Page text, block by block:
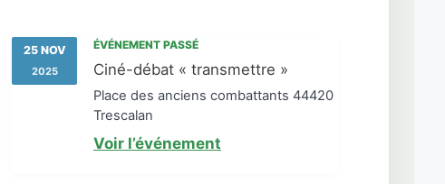
25 NOV
2025
ÉVÉNEMENT PASSÉ
Ciné-débat « transmettre »
Place des anciens combattants 44420
Trescalan
Voir l’événement